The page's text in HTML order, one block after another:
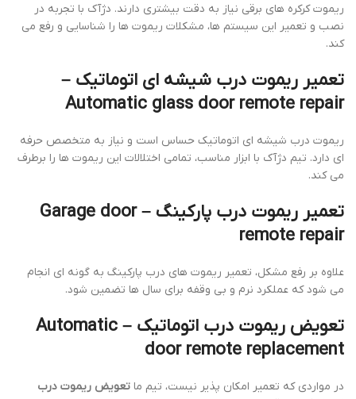
ریموت کرکره های برقی نیاز به دقت بیشتری دارند. دژآک با تجربه در
نصب و تعمیر این سیستم ها، مشکلات ریموت ها را شناسایی و رفع می
کند.
تعمیر ریموت درب شیشه ای اتوماتیک –
Automatic glass door remote repair
ریموت درب شیشه ای اتوماتیک حساس است و نیاز به متخصص حرفه
ای دارد. تیم دژآک با ابزار مناسب، تمامی اختلالات این ریموت ها را برطرف
می کند.
تعمیر ریموت درب پارکینگ – Garage door
remote repair
علاوه بر رفع مشکل، تعمیر ریموت های درب پارکینگ به گونه ای انجام
می شود که عملکرد نرم و بی وقفه برای سال ها تضمین شود.
تعویض ریموت درب اتوماتیک – Automatic
door remote replacement
در مواردی که تعمیر امکان پذیر نیست، تیم ما تعویض ریموت درب